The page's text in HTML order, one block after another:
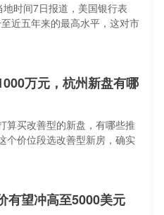
时间7日报道，美国银行表
近五年来的最高水平，这对市
万元，杭州新盘有哪
算买改善型的新盘，有哪些推
个价位段选改善型新房，确实
有望冲高至5000美元